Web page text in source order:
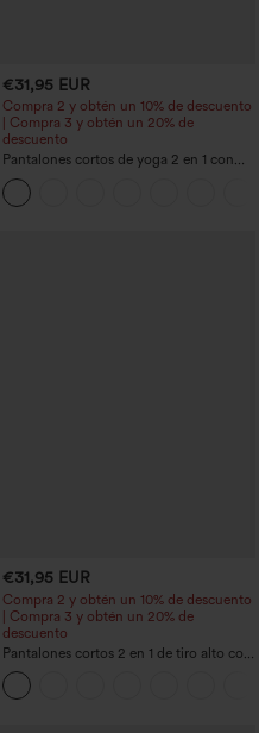
€31,95 EUR
Compra 2 y obtén un 10% de descuento
| Compra 3 y obtén un 20% de
descuento
Pantalones cortos de yoga 2 en 1 con
bolsillo trasero de talle muy alto y
bolsillo lateral oculto de 5&#39;&#39;
de longitud más larga
€31,95 EUR
Compra 2 y obtén un 10% de descuento
| Compra 3 y obtén un 20% de
descuento
Pantalones cortos 2 en 1 de tiro alto con
bolsillo interior y trasero